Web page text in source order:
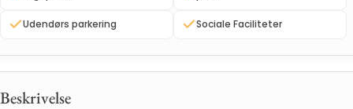
Udendørs parkering Sociale Faciliteter
Beskrivelse